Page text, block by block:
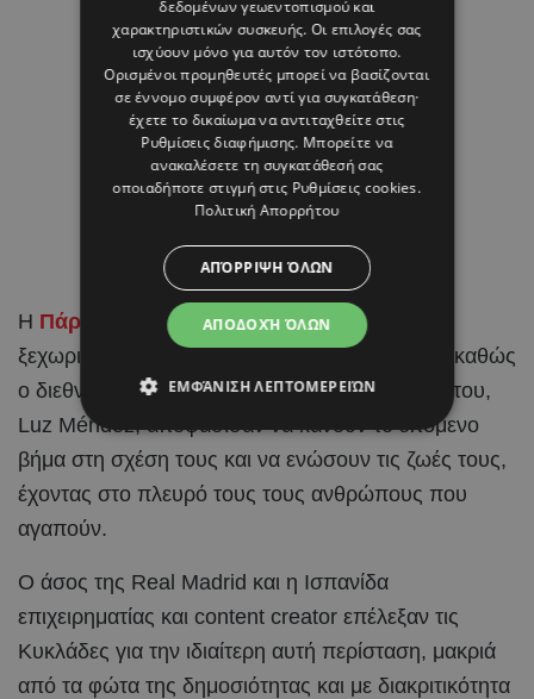
Η Πάρος
έγινε το σκηνικό για μια από τις πιο
ξεχωριστές στιγμές στη ζωή του Brahim Díaz, καθώς
ο διεθνής
ποδοσφαιριστήςκαι η αγαπημένη του,
Luz Méndez, αποφάσισαν να κάνουν το επόμενο
βήμα στη σχέση τους και να ενώσουν τις ζωές τους,
έχοντας στο πλευρό τους τους ανθρώπους που
αγαπούν.
Ο άσος της Real Madrid και η Ισπανίδα
επιχειρηματίας και content creator επέλεξαν τις
Κυκλάδες για την ιδιαίτερη αυτή περίσταση, μακριά
από τα φώτα της δημοσιότητας και με διακριτικότητα
δεδομένων γεωεντοπισμού και
χαρακτηριστικών συσκευής. Οι επιλογές σας
ισχύουν μόνο για αυτόν τον ιστότοπο.
Ορισμένοι προμηθευτές μπορεί να βασίζονται
σε έννομο συμφέρον αντί για συγκατάθεση·
έχετε το δικαίωμα να αντιταχθείτε στις
Ρυθμίσεις διαφήμισης. Μπορείτε να
ανακαλέσετε τη συγκατάθεσή σας
οποιαδήποτε στιγμή στις Ρυθμίσεις cookies.
Πολιτική Απορρήτου
ΑΠΟΔΟΧΉ ΌΛΩΝ
ΑΠΌΡΡΙΨΗ ΌΛΩΝ
ΕΜΦΆΝΙΣΗ ΛΕΠΤΟΜΕΡΕΙΏΝ